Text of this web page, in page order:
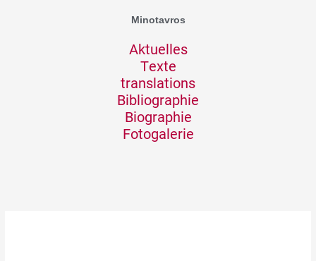
Minotavros
Aktuelles
Texte
translations
Bibliographie
Biographie
Fotogalerie